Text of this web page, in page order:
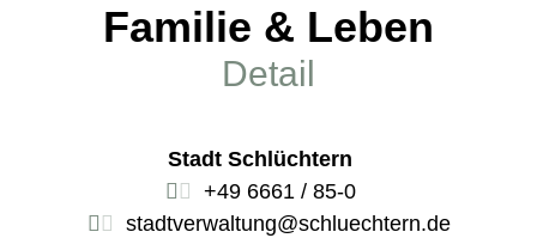
Familie & Leben
Detail
Stadt Schlüchtern
+49 6661 / 85-0
stadtverwaltung@schluechtern.de